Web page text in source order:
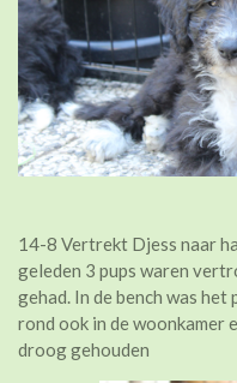
14-8 Vertrekt Djess naar
geleden 3 pups waren
gehad. In de bench was
rond ook in de woonkamer
droog gehouden